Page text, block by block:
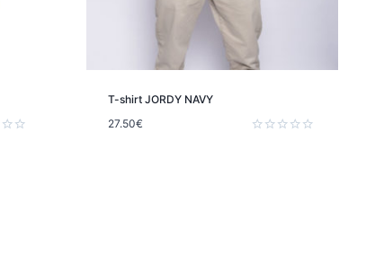
T-shirt JORDY NAVY
27.50€